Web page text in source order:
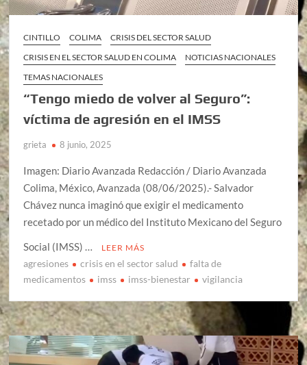
CINTILLO COLIMA
CRISIS DEL SECTOR SALUD
CRISIS EN EL SECTOR SALUD EN COLIMA
NOTICIAS NACIONALES
TEMAS NACIONALES
“Tengo miedo de volver al Seguro”:
víctima de agresión en el IMSS
grieta 8 junio, 2025
Imagen: Diario Avanzada Redacción / Diario Avanzada
Colima, México, Avanzada (08/06/2025).- Salvador
Chávez nunca imaginó que exigir el medicamento
recetado por un médico del Instituto Mexicano del Seguro
Social (IMSS) …
LEER MÁS
agresiones crisis en el sector salud
falta de
medicamentos
imss imss-bienestar vigilancia